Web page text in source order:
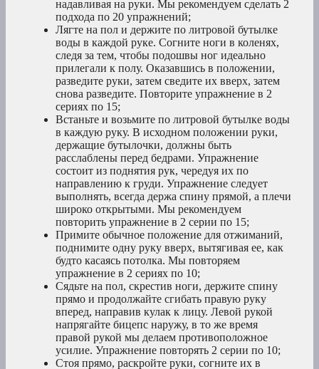
надавливая на руки. Мы рекомендуем сделать 2
подхода по 20 упражнений;
Лягте на пол и держите по литровой бутылке
воды в каждой руке. Согните ноги в коленях,
следя за тем, чтобы подошвы ног идеально
прилегали к полу. Оказавшись в положении,
разведите руки, затем сведите их вверх, затем
снова разведите. Повторите упражнение в 2
сериях по 15;
Встаньте и возьмите по литровой бутылке воды
в каждую руку. В исходном положении руки,
держащие бутылочки, должны быть
расслаблены перед бедрами. Упражнение
состоит из поднятия рук, чередуя их по
направлению к груди. Упражнение следует
выполнять, всегда держа спину прямой, а плечи
широко открытыми. Мы рекомендуем
повторить упражнение в 2 серии по 15;
Примите обычное положение для отжиманий,
поднимите одну руку вверх, вытягивая ее, как
будто касаясь потолка. Мы повторяем
упражнение в 2 сериях по 10;
Сядьте на пол, скрестив ноги, держите спину
прямо и продолжайте сгибать правую руку
вперед, направив кулак к лицу. Левой рукой
напрягайте бицепс наружу, в то же время
правой рукой мы делаем противоположное
усилие. Упражнение повторять 2 серии по 10;
Стоя прямо, раскройте руки, согните их в